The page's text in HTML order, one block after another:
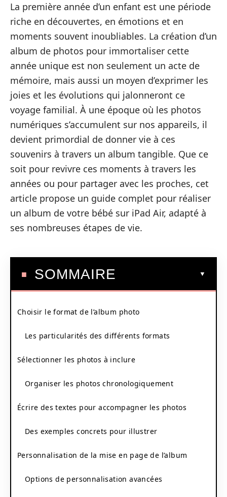
La première année d’un enfant est une période
riche en découvertes, en émotions et en
moments souvent inoubliables. La création d’un
album de photos pour immortaliser cette
année unique est non seulement un acte de
mémoire, mais aussi un moyen d’exprimer les
joies et les évolutions qui jalonneront ce
voyage familial. À une époque où les photos
numériques s’accumulent sur nos appareils, il
devient primordial de donner vie à ces
souvenirs à travers un album tangible. Que ce
soit pour revivre ces moments à travers les
années ou pour partager avec les proches, cet
article propose un guide complet pour réaliser
un album de votre bébé sur iPad Air, adapté à
ses nombreuses étapes de vie.
SOMMAIRE
Choisir le format de l’album photo
Les particularités des différents formats
Sélectionner les photos à inclure
Organiser les photos chronologiquement
Écrire des textes pour accompagner les photos
Des exemples concrets pour illustrer
Personnalisation de la mise en page de l’album
Options de personnalisation avancées